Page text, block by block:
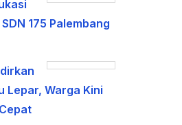
175 Palembang
Lepar, Warga Kini